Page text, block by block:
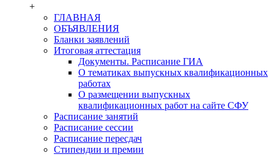
+
ГЛАВНАЯ
ОБЪЯВЛЕНИЯ
Бланки заявлений
Итоговая аттестация
Документы. Расписание ГИА
О тематиках выпускных квалификационных
работах
О размещении выпускных
квалификационных работ на сайте СФУ
Расписание занятий
Расписание сессии
Расписание пересдач
Стипендии и премии